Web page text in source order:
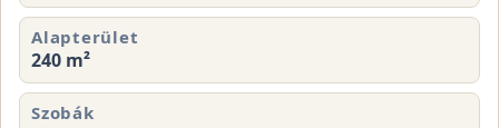
Alapterület
240 m²
Szobák